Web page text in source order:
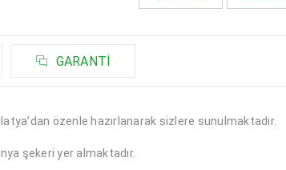
GARANTI
özenle hazırlanarak sizlere sunulmaktadır.
şekeri yer almaktadır.